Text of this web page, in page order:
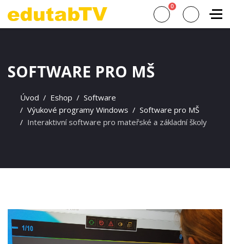
0
SOFTWARE PRO MŠ
Úvod Eshop
Software
Výukové programy Windows
Software pro MŠ
Interaktivní software pro mateřské a základní školy